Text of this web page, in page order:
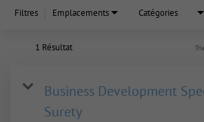
Filtres Emplacements Catégories
1 Résultat
Business Development
Surety